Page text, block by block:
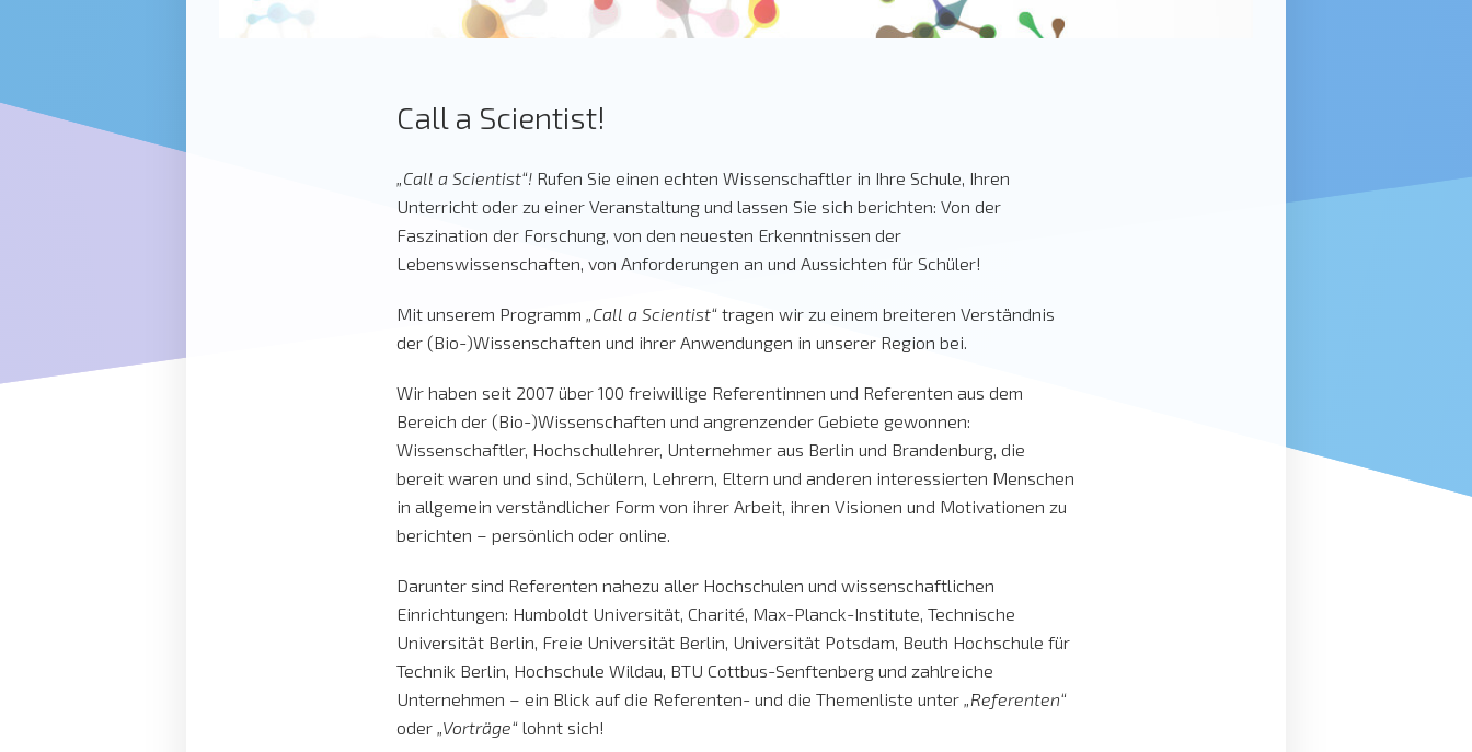
Call a Scientist!
„Call a Scientist“! Rufen Sie einen echten Wissenschaftler in Ihre Schule, Ihren
Unterricht oder zu einer Veranstaltung und lassen Sie sich berichten: Von der
Faszination der Forschung, von den neuesten Erkenntnissen der
Lebenswissenschaften, von Anforderungen an und Aussichten für Schüler!
Mit unserem Programm „Call a Scientist“ tragen wir zu einem breiteren Verständnis
der (Bio-)Wissenschaften und ihrer Anwendungen in unserer Region bei.
Wir haben seit 2007 über 100 freiwillige Referentinnen und Referenten aus dem
Bereich der (Bio-)Wissenschaften und angrenzender Gebiete gewonnen:
Wissenschaftler, Hochschullehrer, Unternehmer aus Berlin und Brandenburg, die
bereit waren und sind, Schülern, Lehrern, Eltern und anderen interessierten Menschen
in allgemein verständlicher Form von ihrer Arbeit, ihren Visionen und Motivationen zu
berichten – persönlich oder online.
Darunter sind Referenten nahezu aller Hochschulen und wissenschaftlichen
Einrichtungen: Humboldt Universität, Charité, Max-Planck-Institute, Technische
Universität Berlin, Freie Universität Berlin, Universität Potsdam, Beuth Hochschule für
Technik Berlin, Hochschule Wildau, BTU Cottbus-Senftenberg und zahlreiche
Unternehmen – ein Blick auf die Referenten- und die Themenliste unter „Referenten“
oder „Vorträge“ lohnt sich!